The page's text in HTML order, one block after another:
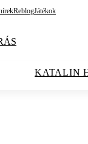
ReblogJátékok
KATALIN